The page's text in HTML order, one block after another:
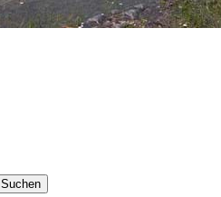
Suchen